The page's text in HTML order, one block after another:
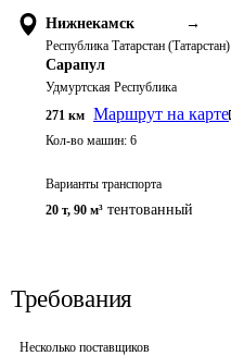
Нижнекамск →
Республика Татарстан (Татарстан)
Сарапул
Удмуртская Республика
271 км Маршрут на карте
Кол-во машин: 6
Варианты транспорта
20 т, 90 м³ тентованный
Требования
Несколько поставщиков